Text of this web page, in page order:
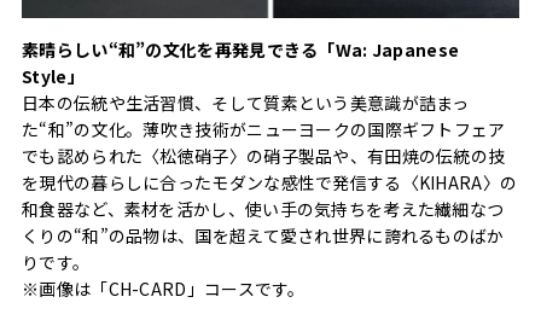
素晴らしい“和”の文化を再発見できる「Wa: Japanese
Style」
日本の伝統や生活習慣、そして質素という美意識が詰まっ
た“和”の文化。薄吹き技術がニューヨークの国際ギフトフェア
でも認められた〈松徳硝子〉の硝子製品や、有田焼の伝統の技
を現代の暮らしに合ったモダンな感性で発信する〈KIHARA〉の
和食器など、素材を活かし、使い手の気持ちを考えた繊細なつ
くりの“和”の品物は、国を超えて愛され世界に誇れるものばか
りです。
※画像は「CH-CARD」コースです。